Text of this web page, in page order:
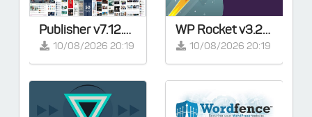
Publisher v7.12.0 – Magazine News Blog AMP – Full Demos
10/08/2026 20:19
WP Rocket v3.23.2 – Cache Plugin for WordPress
10/08/2026 20:19